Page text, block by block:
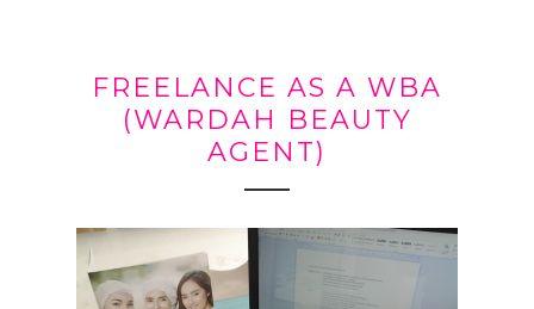
FREELANCE AS A WBA
(WARDAH BEAUTY
AGENT)